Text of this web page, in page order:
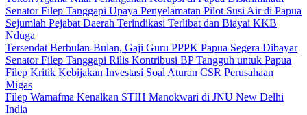
Senator Filep Tanggapi Upaya Penyelamatan Pilot Susi Air di Papua
Sejumlah Pejabat Daerah Terindikasi Terlibat dan Biayai KKB
Nduga
Tersendat Berbulan-Bulan, Gaji Guru PPPK Papua Segera Dibayar
Senator Filep Tanggapi Rilis Kontribusi BP Tangguh untuk Papua
Filep Kritik Kebijakan Investasi Soal Aturan CSR Perusahaan
Migas
Filep Wamafma Kenalkan STIH Manokwari di JNU New Delhi
India